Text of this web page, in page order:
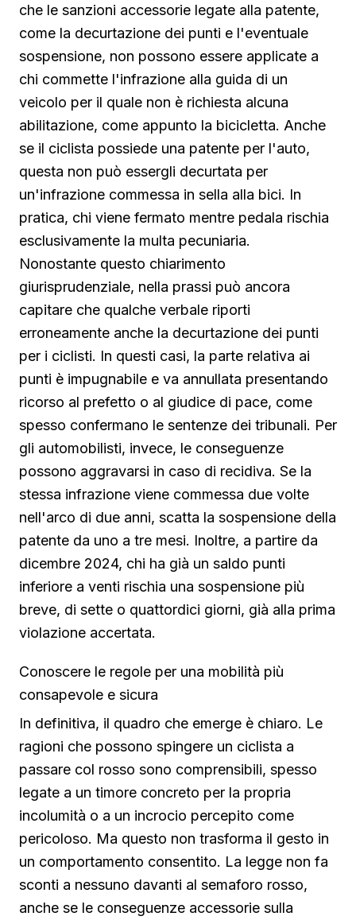
che le sanzioni accessorie legate alla patente,
come la decurtazione dei punti e l'eventuale
sospensione, non possono essere applicate a
chi commette l'infrazione alla guida di un
veicolo per il quale non è richiesta alcuna
abilitazione, come appunto la bicicletta. Anche
se il ciclista possiede una patente per l'auto,
questa non può essergli decurtata per
un'infrazione commessa in sella alla bici. In
pratica, chi viene fermato mentre pedala rischia
esclusivamente la multa pecuniaria.
Nonostante questo chiarimento
giurisprudenziale, nella prassi può ancora
capitare che qualche verbale riporti
erroneamente anche la decurtazione dei punti
per i ciclisti. In questi casi, la parte relativa ai
punti è impugnabile e va annullata presentando
ricorso al prefetto o al giudice di pace, come
spesso confermano le sentenze dei tribunali. Per
gli automobilisti, invece, le conseguenze
possono aggravarsi in caso di recidiva. Se la
stessa infrazione viene commessa due volte
nell'arco di due anni, scatta la sospensione della
patente da uno a tre mesi. Inoltre, a partire da
dicembre 2024, chi ha già un saldo punti
inferiore a venti rischia una sospensione più
breve, di sette o quattordici giorni, già alla prima
violazione accertata.
Conoscere le regole per una mobilità più
consapevole e sicura
In definitiva, il quadro che emerge è chiaro. Le
ragioni che possono spingere un ciclista a
passare col rosso sono comprensibili, spesso
legate a un timore concreto per la propria
incolumità o a un incrocio percepito come
pericoloso. Ma questo non trasforma il gesto in
un comportamento consentito. La legge non fa
sconti a nessuno davanti al semaforo rosso,
anche se le conseguenze accessorie sulla